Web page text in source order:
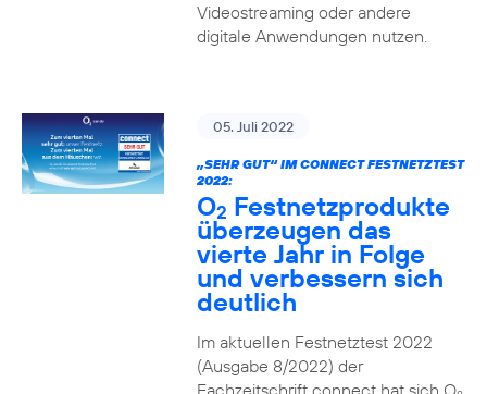
Videostreaming oder andere
digitale Anwendungen nutzen.
05. Juli 2022
„SEHR GUT“ IM CONNECT FESTNETZTEST
2022:
O2 Festnetzprodukte
überzeugen das
vierte Jahr in Folge
und verbessern sich
deutlich
Im aktuellen Festnetztest 2022
(Ausgabe 8/2022) der
Fachzeitschrift connect hat sich O